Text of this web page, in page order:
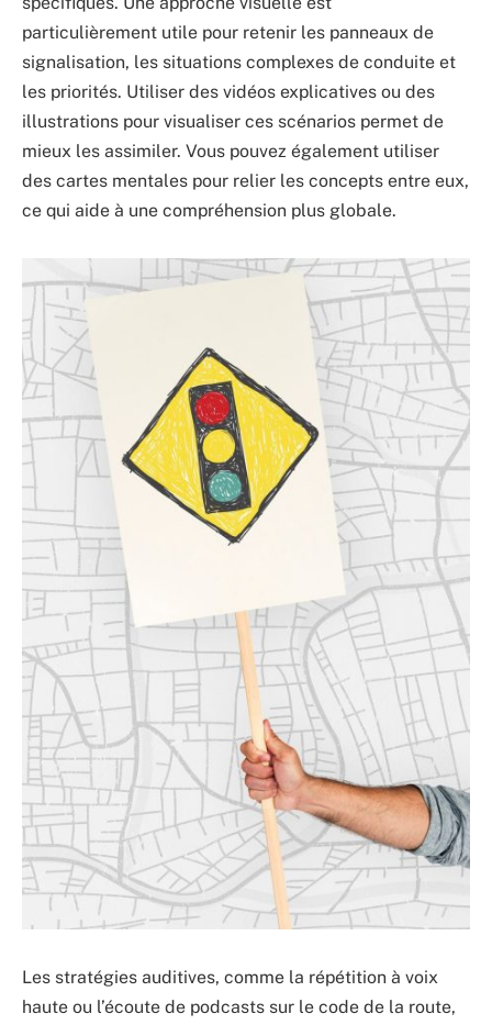
particulièrement utile pour retenir les panneaux de
signalisation, les situations complexes de conduite et
les priorités. Utiliser des vidéos explicatives ou des
illustrations pour visualiser ces scénarios permet de
mieux les assimiler. Vous pouvez également utiliser
des cartes mentales pour relier les concepts entre eux,
ce qui aide à une compréhension plus globale.
Les stratégies auditives, comme la répétition à voix
haute ou l’écoute de podcasts sur le code de la route,